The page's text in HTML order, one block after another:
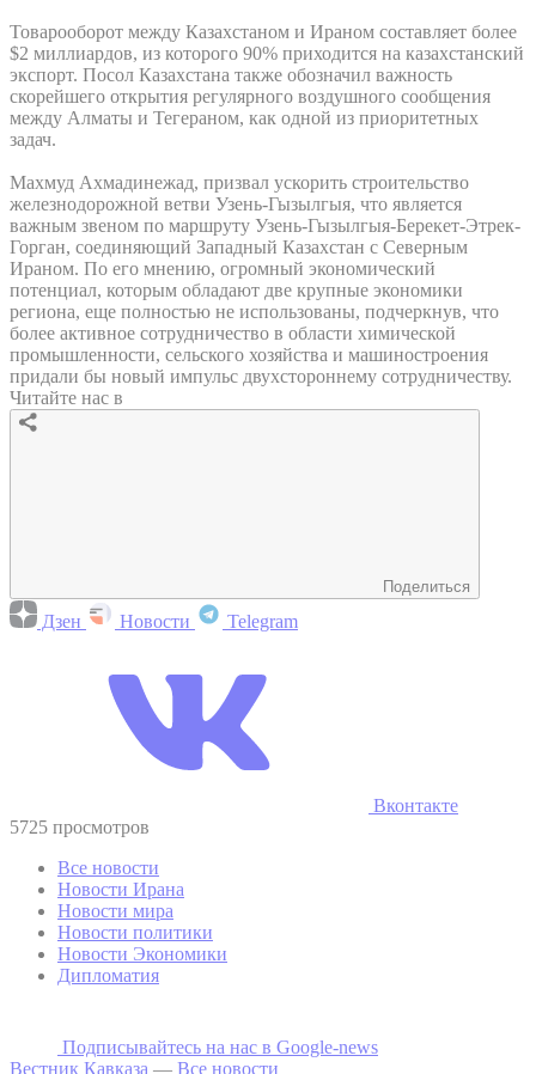
Товарооборот между Казахстаном и Ираном составляет более
$2 миллиардов, из которого 90% приходится на казахстанский
экспорт. Посол Казахстана также обозначил важность
скорейшего открытия регулярного воздушного сообщения
между Алматы и Тегераном, как одной из приоритетных
задач.
Махмуд Ахмадинежад, призвал ускорить строительство
железнодорожной ветви Узень-Гызылгыя, что является
важным звеном по маршруту Узень-Гызылгыя-Берекет-Этрек-
Горган, соединяющий Западный Казахстан с Северным
Ираном. По его мнению, огромный экономический
потенциал, которым обладают две крупные экономики
региона, еще полностью не использованы, подчеркнув, что
более активное сотрудничество в области химической
промышленности, сельского хозяйства и машиностроения
придали бы новый импульс двухстороннему сотрудничеству.
Читайте нас в
Поделиться
Дзен Новости Telegram
Вконтакте
5725 просмотров
Все новости
Новости Ирана
Новости мира
Новости политики
Новости Экономики
Дипломатия
Подписывайтесь на наc в Google-news
Вестник Кавказа — Все новости